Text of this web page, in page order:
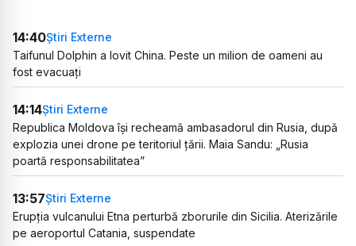
14:40Știri Externe
Taifunul Dolphin a lovit China. Peste un milion de oameni au
fost evacuați
14:14Știri Externe
Republica Moldova își recheamă ambasadorul din Rusia, după
explozia unei drone pe teritoriul țării. Maia Sandu: „Rusia
poartă responsabilitatea”
13:57Știri Externe
Erupția vulcanului Etna perturbă zborurile din Sicilia. Aterizările
pe aeroportul Catania, suspendate